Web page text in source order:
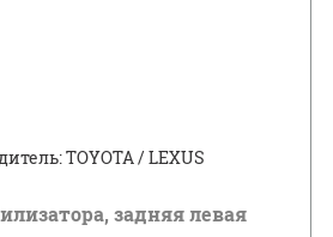
TOYOTA / LEXUS
задняя левая